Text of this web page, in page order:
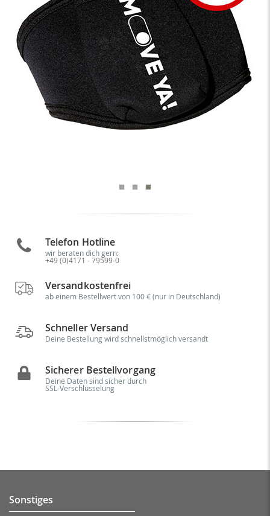
Telefon Hotline
wir beraten dich gern:
+49 (0)4171 - 79599-0
Versandkostenfrei
ab einem Bestellwert von 100 € (nur in Deutschland)
Schneller Versand
Deine Bestellung wird schnellstmöglich versandt
Sicherer Bestellvorgang
Deine Daten sind sicher durch
SSL-Verschlüsselung
Sonstiges